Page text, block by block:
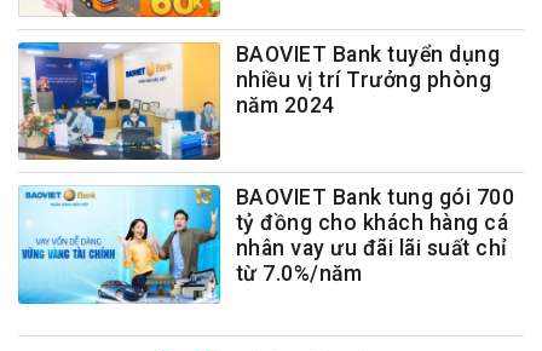
BAOVIET Bank tuyển dụng
nhiều vị trí Trưởng phòng
năm 2024
BAOVIET Bank tung gói 700
tỷ đồng cho khách hàng cá
nhân vay ưu đãi lãi suất chỉ
từ 7.0%/năm